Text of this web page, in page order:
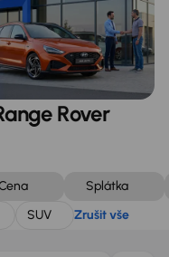
Rover
Splátka
SUV Zrušit vše